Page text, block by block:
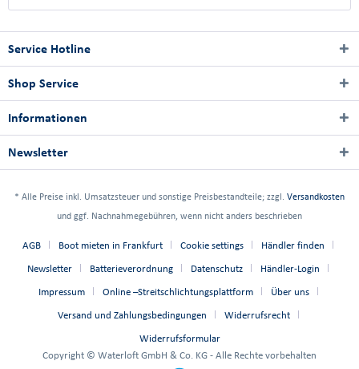
Service Hotline
Shop Service
Informationen
Newsletter
* Alle Preise inkl. Umsatzsteuer und sonstige Preisbestandteile; zzgl. Versandkosten
und ggf. Nachnahmegebühren, wenn nicht anders beschrieben
AGB Boot mieten in Frankfurt Cookie settings Händler finden
Newsletter Batterieverordnung Datenschutz Händler-Login
Impressum Online –Streitschlichtungsplattform Über uns
Versand und Zahlungsbedingungen Widerrufsrecht
Widerrufsformular
Copyright © Waterloft GmbH & Co. KG - Alle Rechte vorbehalten